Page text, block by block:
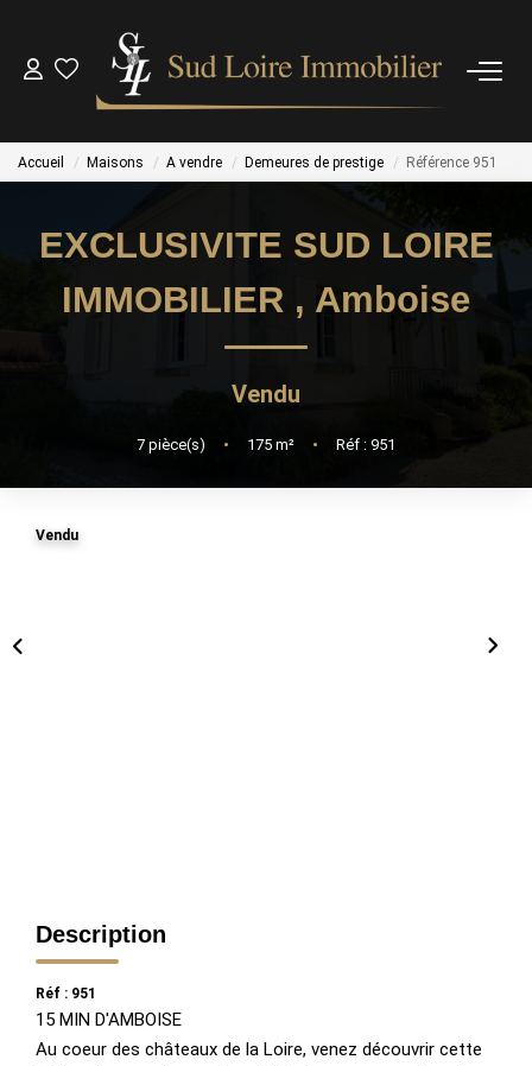
NOS BIENS VENDUS
ESTIMATION
OUTILS
Accueil Maisons A vendre Demeures de prestige Référence 951
EXCLUSIVITE SUD LOIRE
IMMOBILIER , Amboise
Vendu
7 pièce(s) • 175 m² • Réf : 951
Vendu
Description
Réf : 951
15 MIN D'AMBOISE
Au coeur des châteaux de la Loire, venez découvrir cette